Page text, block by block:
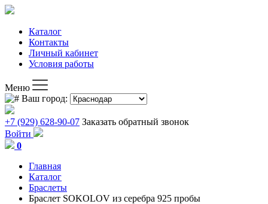
Каталог
Контакты
Личный кабинет
Условия работы
Меню
Ваш город:
+7 (929) 628-90-07 Заказать обратный звонок
Войти
0
Главная
Каталог
Браслеты
Браслет SOKOLOV из серебра 925 пробы